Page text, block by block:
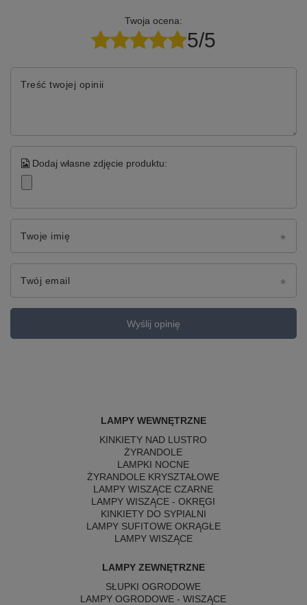
Twoja ocena:
5/5
Treść twojej opinii
Dodaj własne zdjęcie produktu:
Twoje imię
Twój email
Wyślij opinię
LAMPY WEWNĘTRZNE
KINKIETY NAD LUSTRO
ŻYRANDOLE
LAMPKI NOCNE
ŻYRANDOLE KRYSZTAŁOWE
LAMPY WISZĄCE CZARNE
LAMPY WISZĄCE - OKRĘGI
KINKIETY DO SYPIALNI
LAMPY SUFITOWE OKRĄGŁE
LAMPY WISZĄCE
LAMPY ZEWNĘTRZNE
SŁUPKI OGRODOWE
LAMPY OGRODOWE - WISZĄCE